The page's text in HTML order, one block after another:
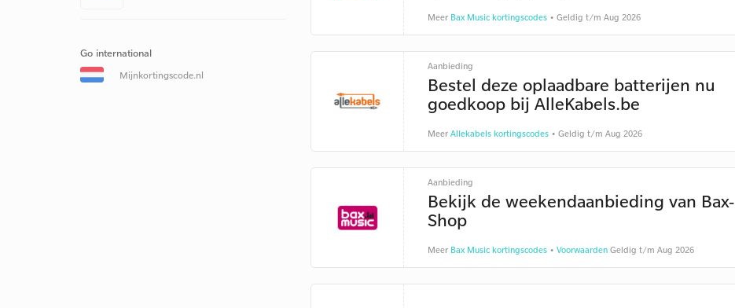
Meer Bax Music kortingscodes• Geldig t/m Aug 2026
Aanbieding
Bestel deze oplaadbare batterijen nu
goedkoop bij AlleKabels.be
Meer Allekabels kortingscodes• Geldig t/m Aug 2026
Aanbieding
Bekijk de weekendaanbieding van Bax-
Shop
Meer Bax Music kortingscodes• VoorwaardenGeldig t/m Aug 2026
Go international
Mijnkortingscode.nl